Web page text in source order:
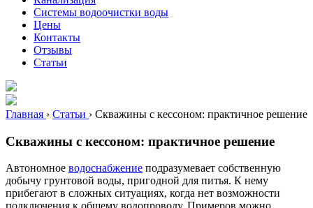
Системы водоочистки воды
Цены
Контакты
Отзывы
Статьи
Главная › Статьи › Скважины с кессоном: практичное решение
Скважины с кессоном: практичное решение
Автономное водоснабжение подразумевает собственную
добычу грунтовой воды, пригодной для питья. К нему
прибегают в сложных ситуациях, когда нет возможности